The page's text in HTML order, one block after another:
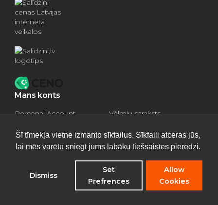
Šī tīmekļa vietne izmanto sīkfailus. Sīkfaili atceras jūs,
lai mēs varētu sniegt jums labāku tiešsaistes pieredzi.
Dismiss
Set
Prefrences
Allow
Cookies
Mans konts
Personal Account
Vēlmju saraksts
Apkures katli2026 - All rights reserved
Privacy Policy